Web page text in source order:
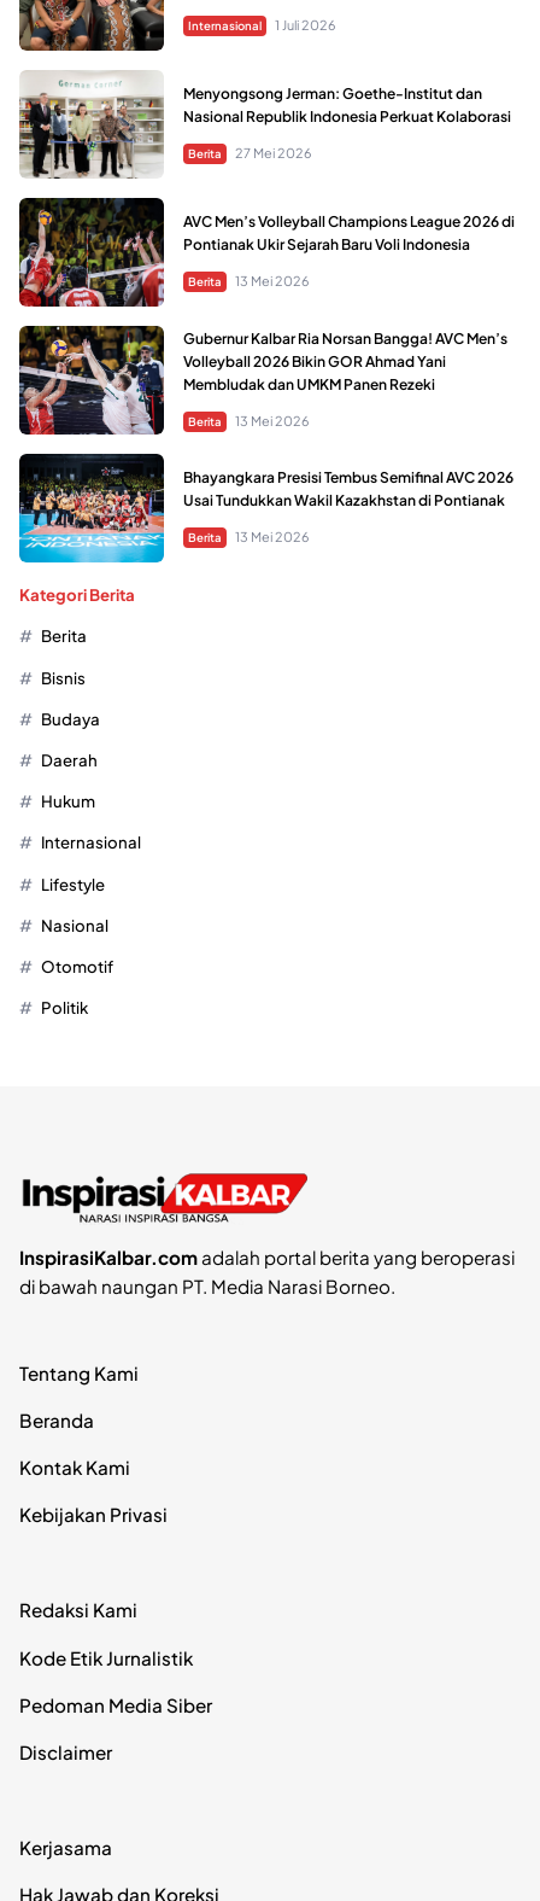
Internasional 1 Juli 2026
Menyongsong Jerman: Goethe-Institut dan
Nasional Republik Indonesia Perkuat Kolaborasi
Berita 27 Mei 2026
AVC Men’s Volleyball Champions League 2026 di
Pontianak Ukir Sejarah Baru Voli Indonesia
Berita 13 Mei 2026
Gubernur Kalbar Ria Norsan Bangga! AVC Men’s
Volleyball 2026 Bikin GOR Ahmad Yani
Membludak dan UMKM Panen Rezeki
Berita 13 Mei 2026
Bhayangkara Presisi Tembus Semifinal AVC 2026
Usai Tundukkan Wakil Kazakhstan di Pontianak
Berita 13 Mei 2026
Kategori Berita
Berita
Bisnis
Budaya
Daerah
Hukum
Internasional
Lifestyle
Nasional
Otomotif
Politik
InspirasiKalbar.comadalah portal berita yang beroperasi
di bawah naungan PT. Media Narasi Borneo.
Tentang Kami
Beranda
Kontak Kami
Kebijakan Privasi
Redaksi Kami
Kode Etik Jurnalistik
Pedoman Media Siber
Disclaimer
Kerjasama
Hak Jawab dan Koreksi